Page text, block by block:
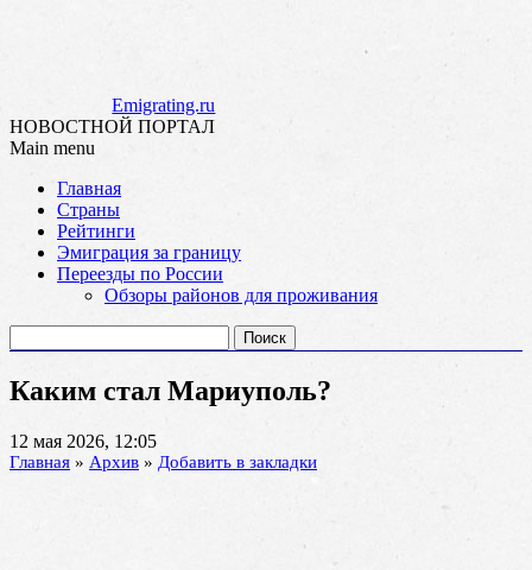
Emigrating.ru
НОВОСТНОЙ ПОРТАЛ
Main menu
content
Главная
Страны
Рейтинги
Эмиграция за границу
Переезды по России
Обзоры районов для проживания
Каким стал Мариуполь?
12 мая 2026, 12:05
Главная » Архив » Добавить в закладки